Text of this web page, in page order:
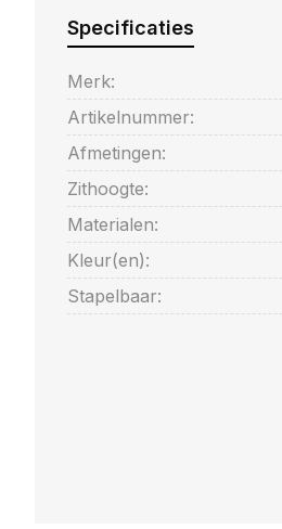
Specificaties
Merk:
Artikelnummer:
Afmetingen:
Zithoogte:
Materialen:
Kleur(en):
Stapelbaar: